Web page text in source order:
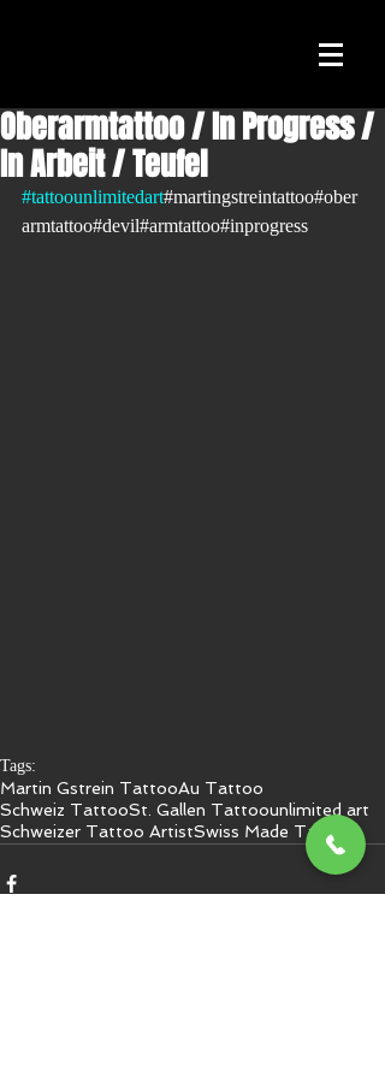
Oberarmtattoo / In Progress /
In Arbeit / Teufel
#tattoounlimitedart#martingstreintattoo#ober
armtattoo#devil#armtattoo#inprogress
Tags:
Martin Gstrein TattooAu Tattoo
Schweiz TattooSt. Gallen Tattoounlimited art
Schweizer Tattoo ArtistSwiss Made Tattoo